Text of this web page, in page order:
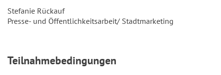
Stefanie Rückauf
Presse- und Öffentlichkeitsarbeit/ Stadtmarketing
Teilnahmebedingungen